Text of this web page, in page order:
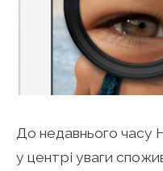
До недавнього часу
у центрі уваги